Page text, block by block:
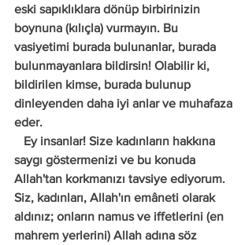
eski sapıklıklara dönüp birbirinizin
boynuna (kılıçla) vurmayın. Bu
vasiyetimi burada bulunanlar, burada
bulunmayanlara bildirsin! Olabilir ki,
bildirilen kimse, burada bulunup
dinleyenden daha iyi anlar ve muhafaza
eder.
saygı göstermenizi ve bu konuda
Allah'tan korkmanızı tavsiye ediyorum.
Siz, kadınları, Allah'ın emâneti olarak
aldınız; onların namus ve iffetlerini (en
mahrem yerlerini) Allah adına söz